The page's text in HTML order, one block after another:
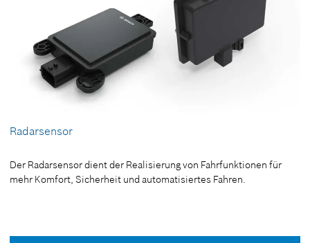
Radarsensor
Der Radarsensor dient der Realisierung von Fahrfunktionen für
mehr Komfort, Sicherheit und automatisiertes Fahren.